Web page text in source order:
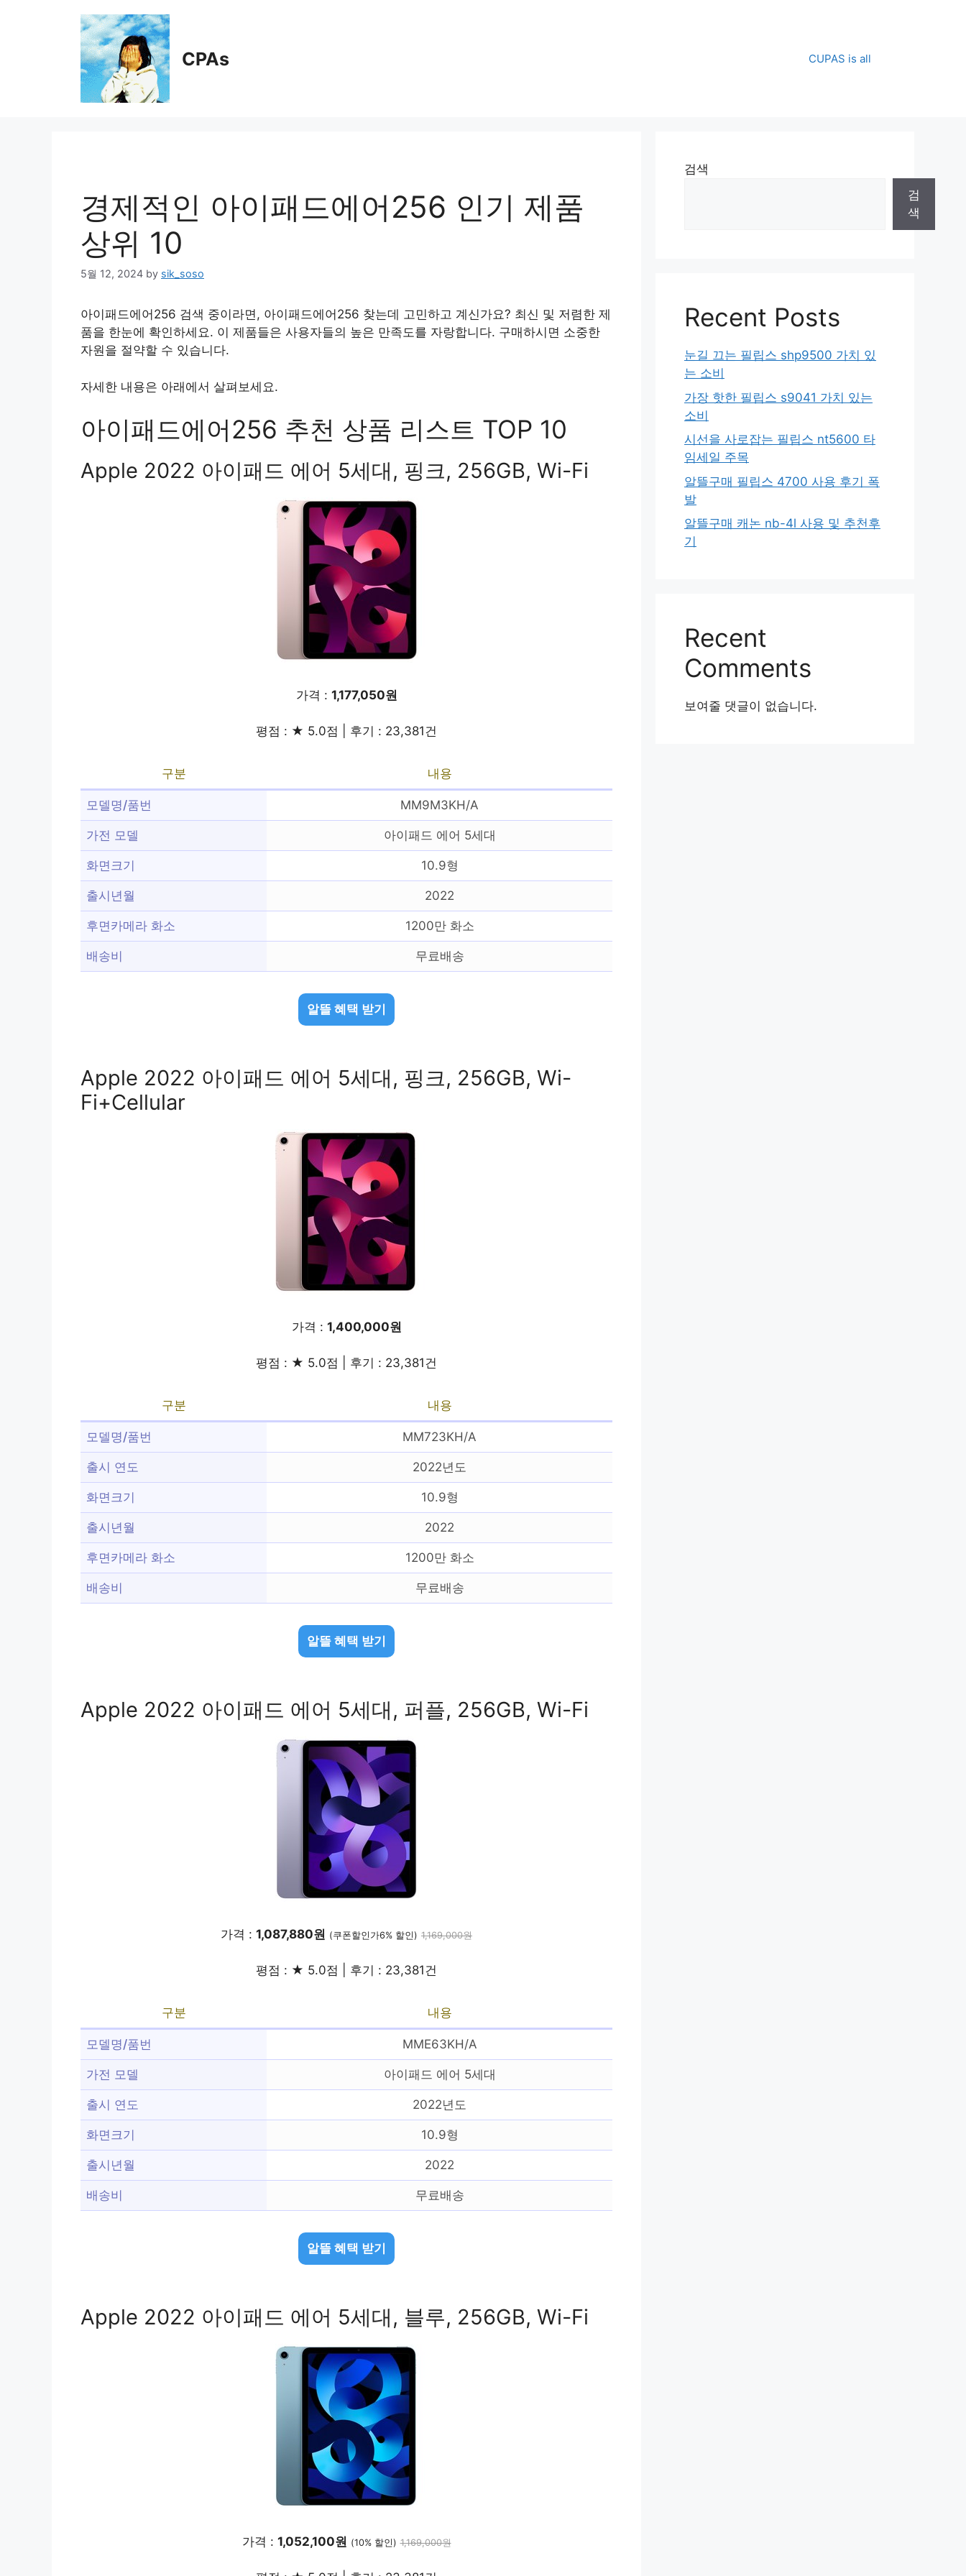
CPAs CUPAS is all
경제적인 아이패드에어256 인기 제품
상위 10
5월 12, 2024 by sik_soso
아이패드에어256 검색 중이라면, 아이패드에어256 찾는데 고민하고 계신가요? 최신 및 저렴한 제
품을 한눈에 확인하세요. 이 제품들은 사용자들의 높은 만족도를 자랑합니다. 구매하시면 소중한
자원을 절약할 수 있습니다.
자세한 내용은 아래에서 살펴보세요.
아이패드에어256 추천 상품 리스트 TOP 10
Apple 2022 아이패드 에어 5세대, 핑크, 256GB, Wi-Fi
가격 : 1,177,050원
평점 : ★ 5.0점 | 후기 : 23,381건
구분 내용
모델명/품번 MM9M3KH/A
가전 모델 아이패드 에어 5세대
화면크기 10.9형
출시년월 2022
후면카메라 화소 1200만 화소
배송비 무료배송
알뜰 혜택 받기
Apple 2022 아이패드 에어 5세대, 핑크, 256GB, Wi-
Fi+Cellular
가격 : 1,400,000원
평점 : ★ 5.0점 | 후기 : 23,381건
구분 내용
모델명/품번 MM723KH/A
출시 연도 2022년도
화면크기 10.9형
출시년월 2022
후면카메라 화소 1200만 화소
배송비 무료배송
알뜰 혜택 받기
Apple 2022 아이패드 에어 5세대, 퍼플, 256GB, Wi-Fi
가격 : 1,087,880원 (쿠폰할인가6% 할인) 1,169,000원
평점 : ★ 5.0점 | 후기 : 23,381건
구분 내용
모델명/품번 MME63KH/A
가전 모델 아이패드 에어 5세대
출시 연도 2022년도
화면크기 10.9형
출시년월 2022
배송비 무료배송
알뜰 혜택 받기
Apple 2022 아이패드 에어 5세대, 블루, 256GB, Wi-Fi
가격 : 1,052,100원 (10% 할인) 1,169,000원
검색
검
색
Recent Posts
눈길 끄는 필립스 shp9500 가치 있
는 소비
가장 핫한 필립스 s9041 가치 있는
소비
시선을 사로잡는 필립스 nt5600 타
임세일 주목
알뜰구매 필립스 4700 사용 후기 폭
발
알뜰구매 캐논 nb-4l 사용 및 추천후
기
Recent
Comments
보여줄 댓글이 없습니다.